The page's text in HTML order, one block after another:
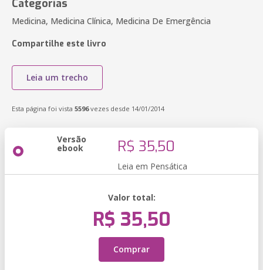
Categorias
Medicina, Medicina Clínica, Medicina De Emergência
Compartilhe este livro
Leia um trecho
Esta página foi vista 5596vezes desde 14/01/2014
Versão
ebook R$ 35,50
Leia em Pensática
Valor total:
R$ 35,50
Comprar